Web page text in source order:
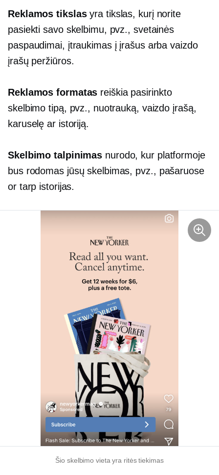
Reklamos tikslasyra tikslas, kurį norite
pasiekti savo skelbimu, pvz., svetainės
paspaudimai, įtraukimas į įrašus arba vaizdo
įrašų peržiūros.
Reklamos formatas reiškia pasirinkto
skelbimo tipą, pvz., nuotrauką, vaizdo įrašą,
karuselę ar istoriją.
Skelbimo talpinimas nurodo, kur platformoje
bus rodomas jūsų skelbimas, pvz., pašaruose
or tarp istorijas.
Šio skelbimo vieta yra ritės tiekimas